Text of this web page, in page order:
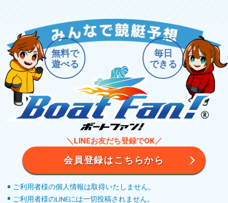
無料で
遊べる
毎日
できる
＼LINEお友だち登録でOK／
会員登録はこちらから
ご利用者様の個人情報は取得いたしません。
ご利用者様のLINEには一切投稿されません。